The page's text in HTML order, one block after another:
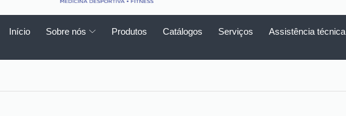
Início Sobre nós Produtos Catálogos Serviços Assistência técnica